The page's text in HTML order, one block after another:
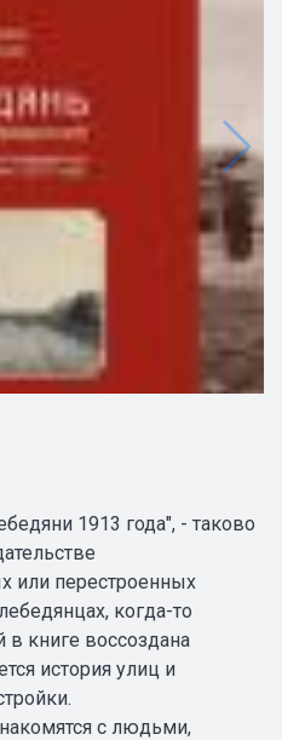
1913 года", - таково
или перестроенных
когда-то
в книге воссоздана
история улиц и
с людьми,